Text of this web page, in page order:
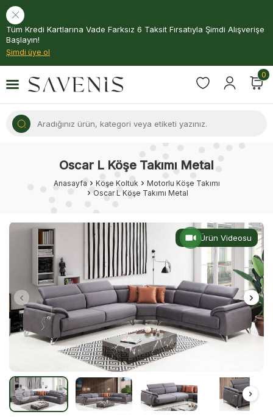
Tüm Kredi Kartlarına Vade Farksız 6 Taksit Fırsatıyla Şimdi Alışverişe
Başlayın!
Şimdi üye ol
0
Oscar L Köşe Takımı Metal
Anasayfa Köşe Koltuk
Motorlu Köşe Takımı
Oscar L Köşe Takımı Metal
Ürün Videosu